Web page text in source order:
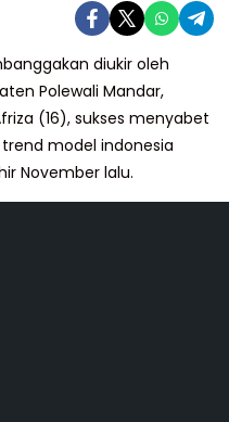
diukir oleh
Polewali Mandar,
(16), sukses menyabet
model indonesia
November lalu.